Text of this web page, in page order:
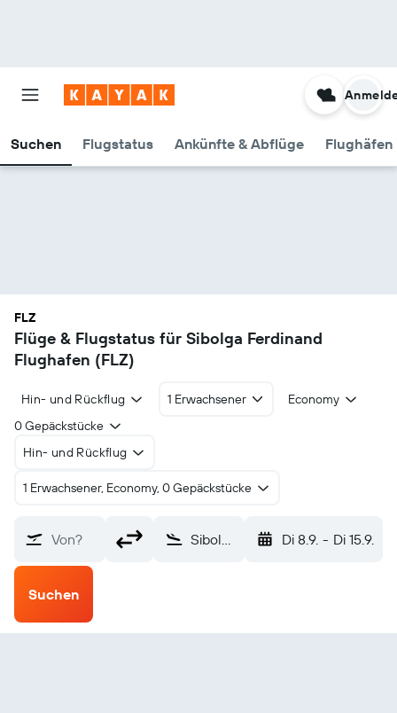
Suchen Flugstatus Ankünfte & Abflüge Flughäfen
FLZ
Flüge & Flugstatus für Sibolga Ferdinand
Flughafen (FLZ)
Hin- und Rückflug 1 Erwachsener
Economy
0 Gepäckstücke
Hin- und Rückflug
1 Erwachsener, Economy, 0 Gepäckstücke
Von? Sibolga Ferdinand (FLZ) Di 8.9. - Di 15.9.
Suchen